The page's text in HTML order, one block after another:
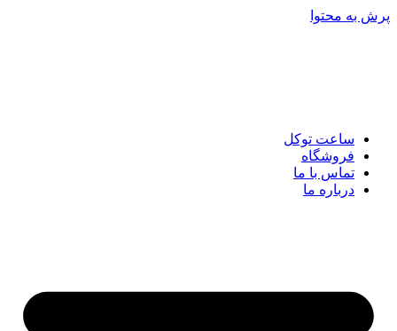
پرش به محتوا
ساعت توکل
فروشگاه
تماس با ما
درباره ما